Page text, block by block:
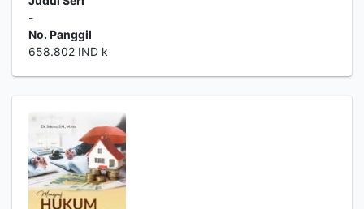
-
No. Panggil
658.802 IND k